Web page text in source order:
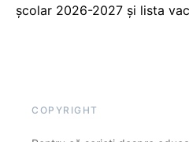
școlar 2026-2027 și lista
COPYRIGHT